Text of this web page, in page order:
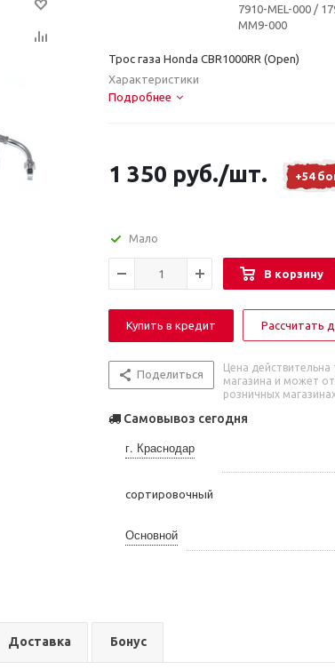
7910-MEL-000 /
MM9-000
Трос газа Honda CBR1000RR (Open)
Характеристики
Подробнее
1 350 руб./шт. +54
Мало
В корзину
Купить в кредит Рассчитать
Поделиться
Цена
магазина и может
розничных
Самовывоз сегодня
г. Краснодар
сортировочный
Основной
Доставка Бонус